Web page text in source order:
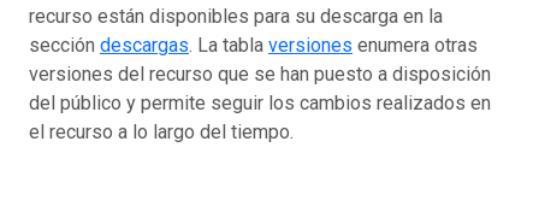
recurso están disponibles para su descarga en la
sección descargas. La tabla versiones enumera otras
versiones del recurso que se han puesto a disposición
del público y permite seguir los cambios realizados en
el recurso a lo largo del tiempo.